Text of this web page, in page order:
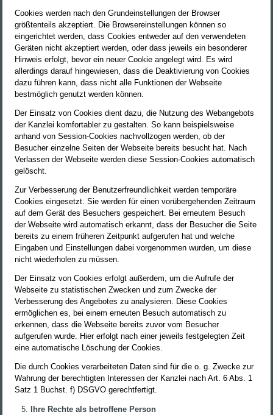
Cookies werden nach den Grundeinstellungen der Browser
größtenteils akzeptiert. Die Browsereinstellungen können so
eingerichtet werden, dass Cookies entweder auf den verwendeten
Geräten nicht akzeptiert werden, oder dass jeweils ein besonderer
Hinweis erfolgt, bevor ein neuer Cookie angelegt wird. Es wird
allerdings darauf hingewiesen, dass die Deaktivierung von Cookies
dazu führen kann, dass nicht alle Funktionen der Webseite
bestmöglich genutzt werden können.
Der Einsatz von Cookies dient dazu, die Nutzung des Webangebots
der Kanzlei komfortabler zu gestalten. So kann beispielsweise
anhand von Session-Cookies nachvollzogen werden, ob der
Besucher einzelne Seiten der Webseite bereits besucht hat. Nach
Verlassen der Webseite werden diese Session-Cookies automatisch
gelöscht.
Zur Verbesserung der Benutzerfreundlichkeit werden temporäre
Cookies eingesetzt. Sie werden für einen vorübergehenden Zeitraum
auf dem Gerät des Besuchers gespeichert. Bei erneutem Besuch
der Webseite wird automatisch erkannt, dass der Besucher die Seite
bereits zu einem früheren Zeitpunkt aufgerufen hat und welche
Eingaben und Einstellungen dabei vorgenommen wurden, um diese
nicht wiederholen zu müssen.
Der Einsatz von Cookies erfolgt außerdem, um die Aufrufe der
Webseite zu statistischen Zwecken und zum Zwecke der
Verbesserung des Angebotes zu analysieren. Diese Cookies
ermöglichen es, bei einem erneuten Besuch automatisch zu
erkennen, dass die Webseite bereits zuvor vom Besucher
aufgerufen wurde. Hier erfolgt nach einer jeweils festgelegten Zeit
eine automatische Löschung der Cookies.
Die durch Cookies verarbeiteten Daten sind für die o. g. Zwecke zur
Wahrung der berechtigten Interessen der Kanzlei nach Art. 6 Abs. 1
Satz 1 Buchst. f) DSGVO gerechtfertigt.
Ihre Rechte als betroffene Person